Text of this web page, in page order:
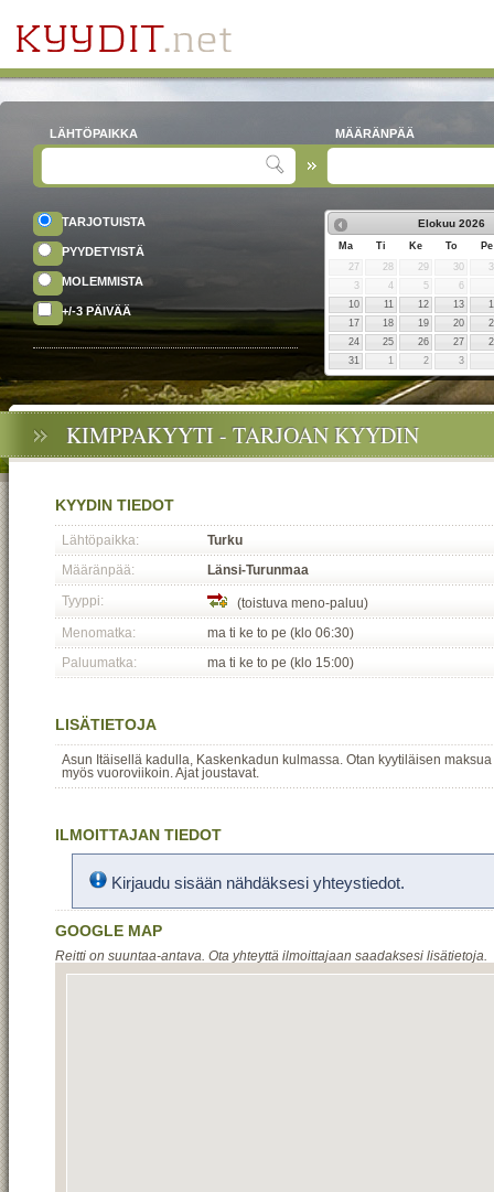
LÄHTÖPAIKKA MÄÄRÄNPÄÄ
TARJOTUISTA
PYYDETYISTÄ
MOLEMMISTA
+/-3 PÄIVÄÄ
Elokuu 2026
Ma Ti Ke To
Pe
27
28 29 30
3
4 5
6
10
11 12 13
17
18 19 20
24
25 26 27
31
1 2 3
KIMPPAKYYTI - TARJOAN KYYDIN
KYYDIN TIEDOT
Lähtöpaikka:
Turku
Määränpää:
Länsi-Turunmaa
Tyyppi:
(toistuva meno-paluu)
Menomatka:
ma ti ke to pe (klo 06:30)
Paluumatka:
ma ti ke to pe (klo 15:00)
LISÄTIETOJA
Asun Itäisellä kadulla, Kaskenkadun kulmassa. Otan kyytiläisen
myös vuoroviikoin. Ajat joustavat.
ILMOITTAJAN TIEDOT
Kirjaudu sisään nähdäksesi yhteystiedot.
GOOGLE MAP
Reitti on suuntaa-antava. Ota yhteyttä ilmoittajaan saadaksesi lisätietoja.